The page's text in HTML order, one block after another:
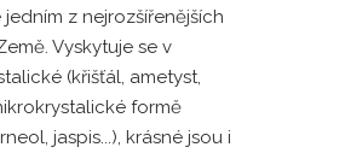
jedním z nejrozšířenějších
Vyskytuje se v
(křišťál, ametyst,
formě
jaspis...), krásné jsou i